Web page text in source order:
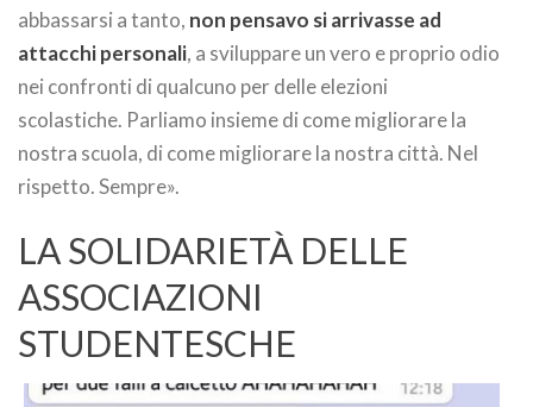
abbassarsi a tanto, non pensavo si arrivasse ad
attacchi personali, a sviluppare un vero e proprio odio
nei confronti di qualcuno per delle elezioni
scolastiche. Parliamo insieme di come migliorare la
nostra scuola, di come migliorare la nostra città. Nel
rispetto. Sempre».
LA SOLIDARIETÀ DELLE
ASSOCIAZIONI
STUDENTESCHE